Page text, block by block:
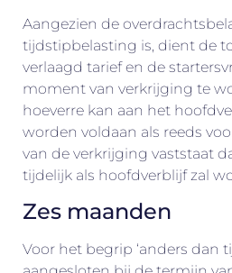
Aangezien de
tijdstipbelasting is, dient de
verlaagd tarief en de
moment van verkrijging te
hoeverre kan aan het
worden voldaan als reeds
van de verkrijging vaststaat
tijdelijk als hoofdverblijf zal
Zes maanden
Voor het begrip ‘anders dan